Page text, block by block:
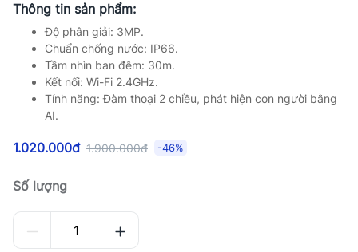
Thông tin sản phẩm:
Độ phân giải: 3MP.
Chuẩn chống nước: IP66.
Tầm nhìn ban đêm: 30m.
Kết nối: Wi-Fi 2.4GHz.
Tính năng: Đàm thoại 2 chiều, phát hiện con người bằng
AI.
1.020.000đ 1.900.000đ -46%
Số lượng